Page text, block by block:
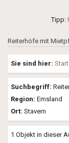
Tipp:
Reiterhöfe mit
Sie sind hier:
Suchbegriff:
Region: Emsland
Ort: Stavern
1 Objekt in dieser